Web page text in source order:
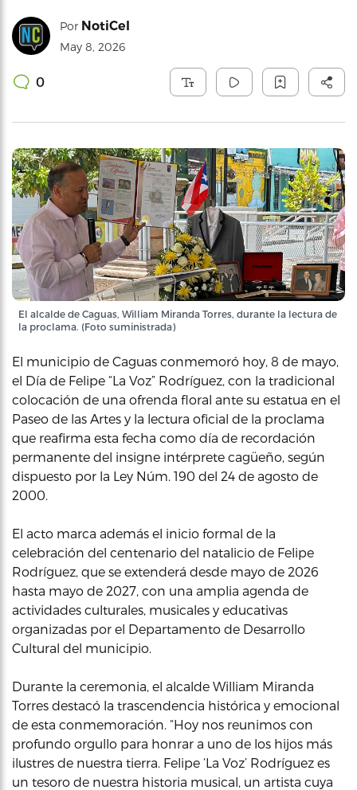
Por NotiCel
May 8, 2026
0
El alcalde de Caguas, William Miranda Torres, durante la lectura de
la proclama. (Foto suministrada)
El municipio de Caguas conmemoró hoy, 8 de mayo,
el Día de Felipe “La Voz” Rodríguez, con la tradicional
colocación de una ofrenda floral ante su estatua en el
Paseo de las Artes y la lectura oficial de la proclama
que reafirma esta fecha como día de recordación
permanente del insigne intérprete cagüeño, según
dispuesto por la Ley Núm. 190 del 24 de agosto de
2000.
El acto marca además el inicio formal de la
celebración del centenario del natalicio de Felipe
Rodríguez, que se extenderá desde mayo de 2026
hasta mayo de 2027, con una amplia agenda de
actividades culturales, musicales y educativas
organizadas por el Departamento de Desarrollo
Cultural del municipio.
Durante la ceremonia, el alcalde William Miranda
Torres destacó la trascendencia histórica y emocional
de esta conmemoración. “Hoy nos reunimos con
profundo orgullo para honrar a uno de los hijos más
ilustres de nuestra tierra. Felipe ‘La Voz’ Rodríguez es
un tesoro de nuestra historia musical, un artista cuya